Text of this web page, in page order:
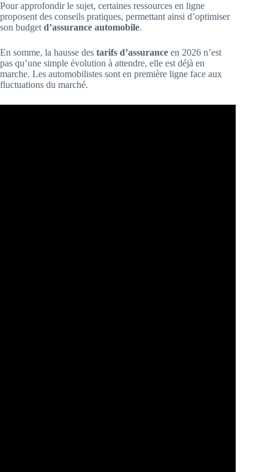
Pour approfondir le sujet, certaines ressources en ligne
proposent des conseils pratiques, permettant ainsi d’optimiser
son budgetd’assurance automobile.
En somme, la hausse des tarifs d’assurance en 2026 n’est
pas qu’une simple évolution à attendre, elle est déjà en
marche. Les automobilistes sont en première ligne face aux
fluctuations du marché.